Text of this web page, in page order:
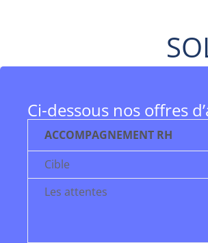
Ci-dessous nos offres
ACCOMPAGNEMENT RH
Cible
Les attentes